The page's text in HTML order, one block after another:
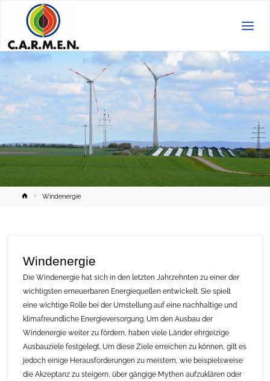
HomeWindenergie
Windenergie
Die Windenergie hat sich in den letzten Jahrzehnten zu einer der
wichtigsten erneuerbaren Energiequellen entwickelt. Sie spielt
eine wichtige Rolle bei der Umstellung auf eine nachhaltige und
klimafreundliche Energieversorgung. Um den Ausbau der
Windenergie weiter zu fördern, haben viele Länder ehrgeizige
Ausbauziele festgelegt. Um diese Ziele erreichen zu können, gilt es
jedoch einige Herausforderungen zu meistern, wie beispielsweise
die Akzeptanz zu steigern, über gängige Mythen aufzuklären oder